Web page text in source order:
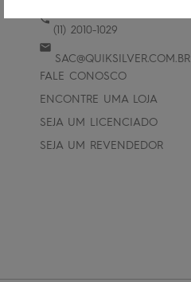
(11) 2010-1029
SAC@QUIKSILVER.COM.BR
FALE CONOSCO
ENCONTRE UMA LOJA
SEJA UM LICENCIADO
SEJA UM REVENDEDOR